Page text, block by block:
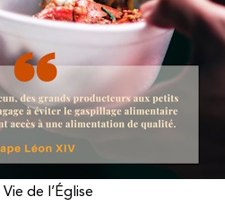
Vie de l’Église